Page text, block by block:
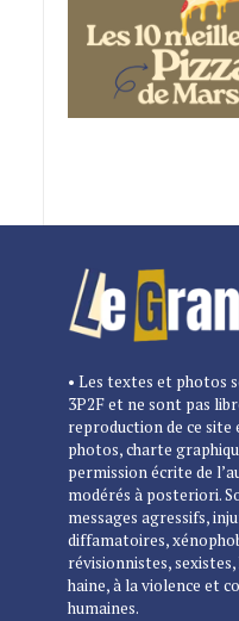
• Les textes et photos
3P2F et ne sont pas
reproduction de ce
photos, charte
permission écrite de
modérés à posteriori.
messages agressifs,
diffamatoires,
révisionnistes,
haine, à la violence et
humaines.